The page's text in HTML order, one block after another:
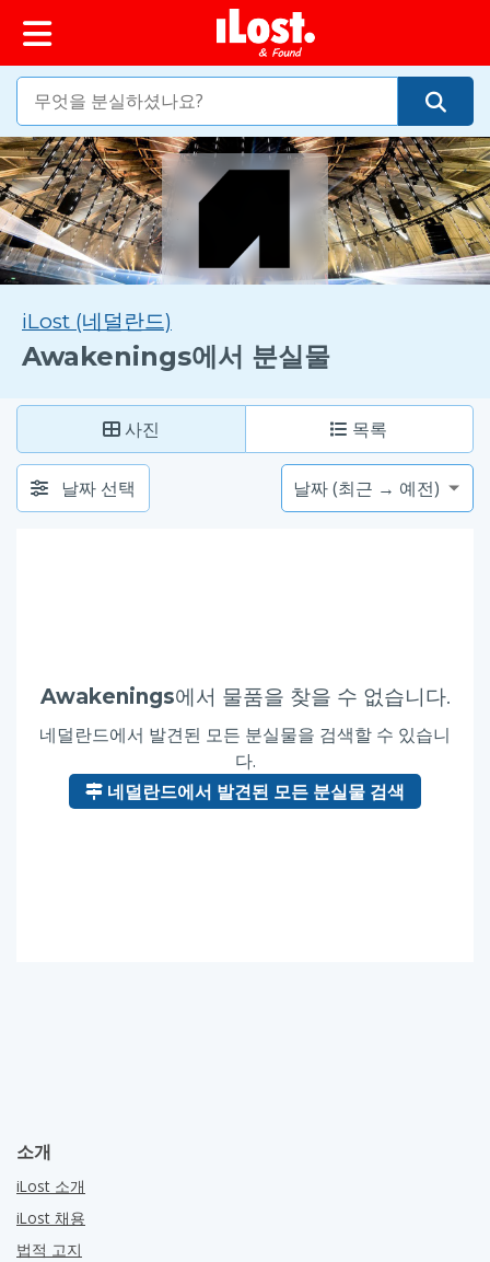
iLost (네덜란드)
Awakenings에서 분실물
사진 목록
날짜 선택
Awakenings에서 물품을 찾을 수 없습니다.
네덜란드에서 발견된 모든 분실물을 검색할 수 있습니
다.
네덜란드에서 발견된 모든 분실물 검색
소개
iLost 소개
iLost 채용
법적 고지